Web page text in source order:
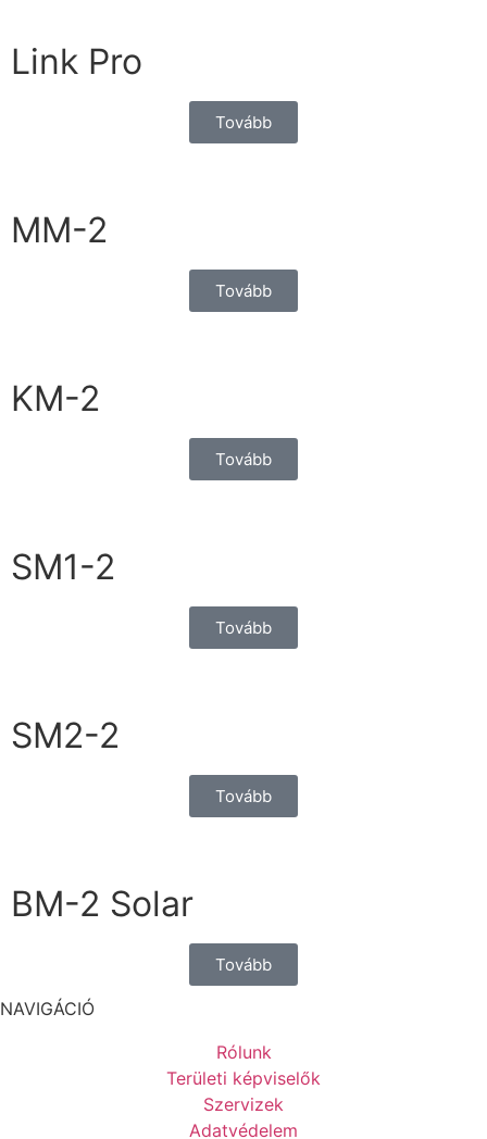
Link Pro
Tovább
MM-2
Tovább
KM-2
Tovább
SM1-2
Tovább
SM2-2
Tovább
BM-2 Solar
Tovább
NAVIGÁCIÓ
Rólunk
Területi képviselők
Szervizek
Adatvédelem